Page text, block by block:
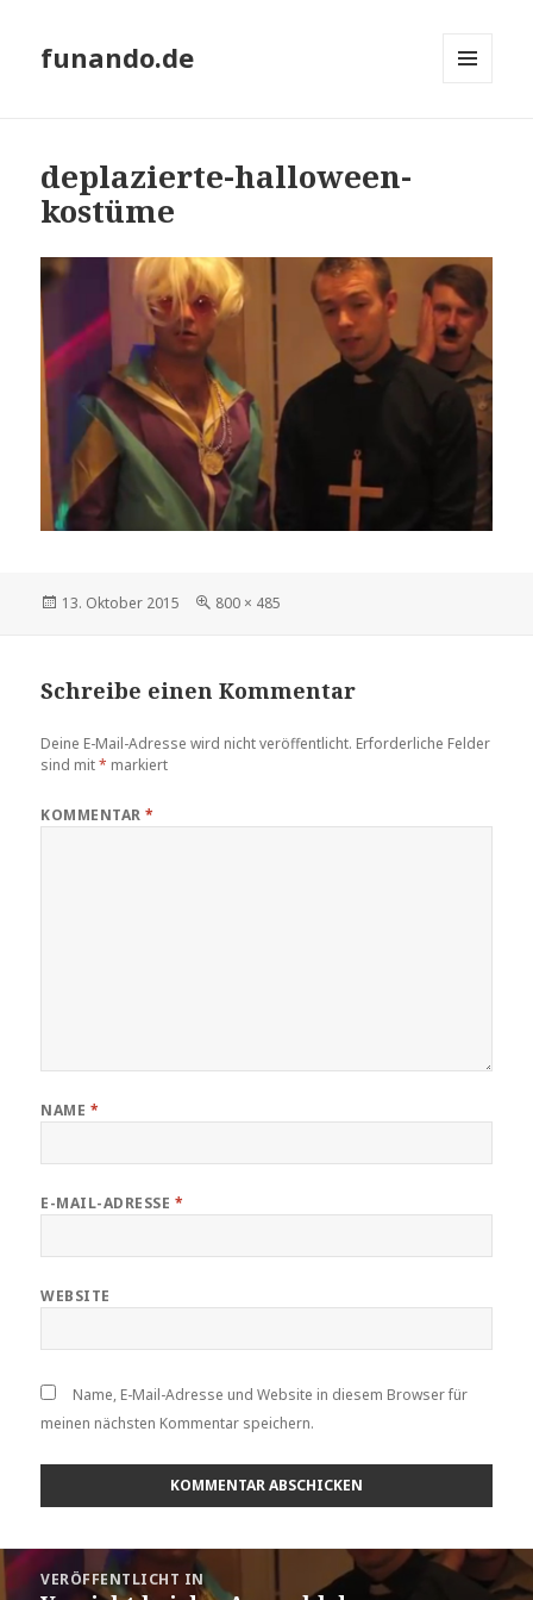
funando.de
deplazierte-halloween-
kostüme
Veröffentlicht
13. Oktober 2015
Volle
800 × 485
Schreibe einen Kommentar
Deine E-Mail-Adresse wird nicht veröffentlicht. Erforderliche Felder
sind mit* markiert
KOMMENTAR*
NAME *
E-MAIL-ADRESSE *
WEBSITE
Name, E-Mail-Adresse und Website in diesem Browser für
meinen nächsten Kommentar speichern.
Beitragsnavigation
VERÖFFENTLICHT IN